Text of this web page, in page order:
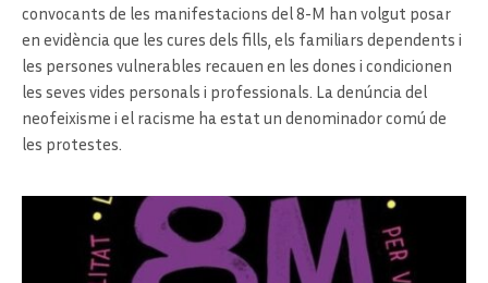
convocants de les manifestacions del 8-M han volgut posar
en evidència que les cures dels fills, els familiars dependents i
les persones vulnerables recauen en les dones i condicionen
les seves vides personals i professionals. La denúncia del
neofeixisme i el racisme ha estat un denominador comú de
les protestes.